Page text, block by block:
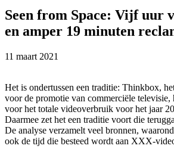
Seen from Space: Vijf uur
en amper 19 minuten
11 maart 2021
Het is ondertussen een traditie: Thinkbox,
voor de promotie van commerciële televisie,
voor het totale videoverbruik voor het jaar
Daarmee zet het een traditie voort die
De analyse verzamelt veel bronnen,
ook de tijd die besteed wordt aan XXX-